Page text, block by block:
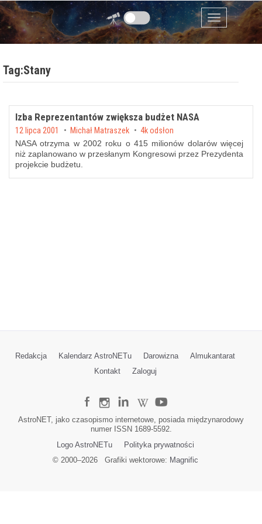
Przejdź do zawartości
Menu
Tag:Stany
Izba Reprezentantów zwiększa budżet NASA
Posted on
12 lipca 2001 by Michał Matraszek 4k odsłon
NASA otrzyma w 2002 roku o 415 milionów dolarów więcej
niż zaplanowano w przesłanym Kongresowi przez Prezydenta
projekcie budżetu.
Redakcja Kalendarz AstroNETu Darowizna
Almukantarat
Kontakt
Zaloguj
AstroNET, jako czasopismo internetowe, posiada międzynarodowy
numer ISSN 1689-5592.
Logo AstroNETu
Polityka prywatności
© 2000–2026Grafiki wektorowe: Magnific